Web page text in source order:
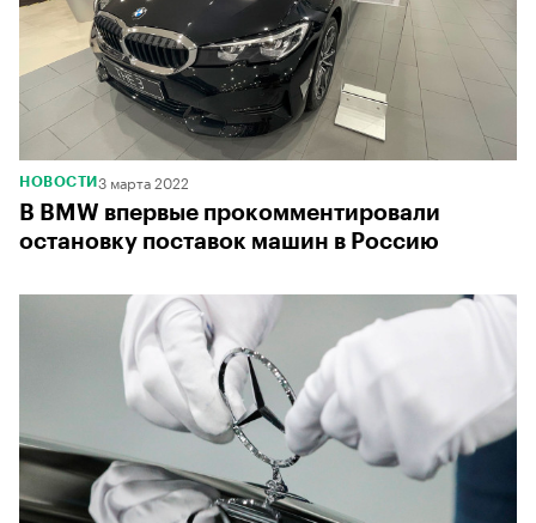
НОВОСТИ 3 марта 2022
В BMW впервые прокомментировали
остановку поставок машин в Россию